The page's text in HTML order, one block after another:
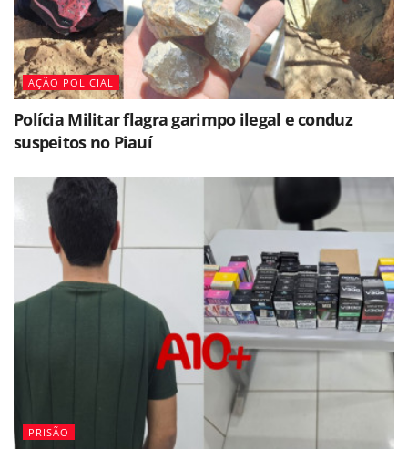
AÇÃO POLICIAL
Polícia Militar flagra garimpo ilegal e conduz
suspeitos no Piauí
PRISÃO